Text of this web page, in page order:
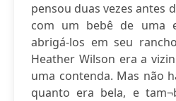
pensou duas vezes antes
com um bebê de uma
abrigá-los em seu
Heather Wilson era a
uma contenda. Mas não
quanto era bela, e